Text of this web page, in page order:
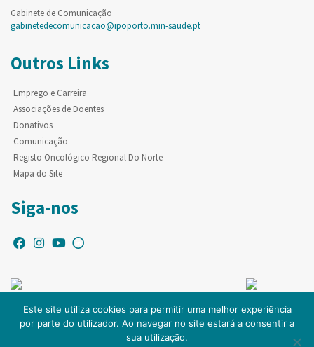
Gabinete de Comunicação
gabinetedecomunicacao@ipoporto.min-saude.pt
Outros Links
Emprego e Carreira
Associações de Doentes
Donativos
Comunicação
Registo Oncológico Regional Do Norte
Mapa do Site
Siga-nos
© Copyright IPO-PORTO. Todos os direitos reservados.
Este site utiliza cookies para permitir uma melhor experiência
por parte do utilizador. Ao navegar no site estará a consentir a
sua utilização.